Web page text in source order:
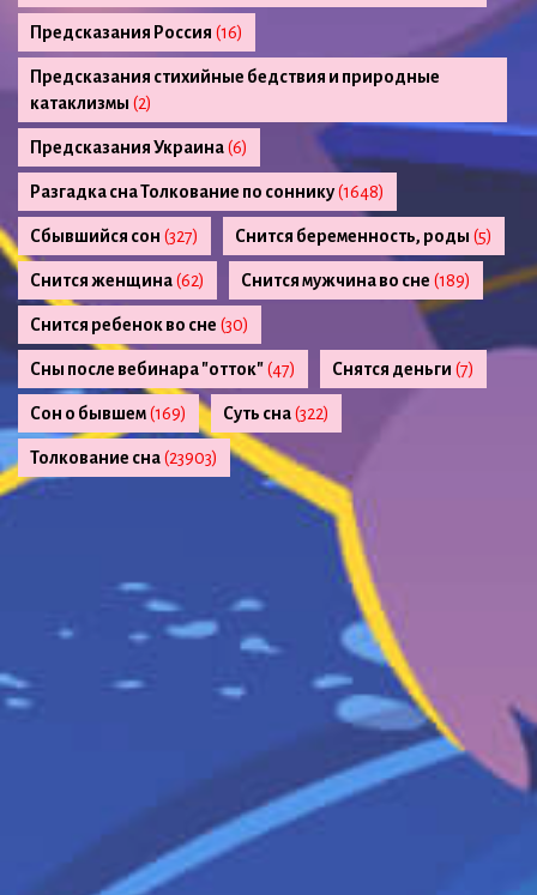
Предсказания Россия (16)
Предсказания стихийные бедствия и природные
катаклизмы (2)
Предсказания Украина(6)
Разгадка сна Толкование по соннику(1648)
Сбывшийся сон (327) Снится беременность, роды (5)
Снится женщина(62) Снится мужчина во сне (189)
Снится ребенок во сне (30)
Сны после вебинара "отток"(47) Снятся деньги (7)
Сон о бывшем(169) Суть сна(322)
Толкование сна(23903)